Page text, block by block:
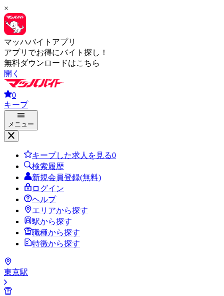
×
マッハバイトアプリ
アプリでお得にバイト探し！
無料ダウンロードはこちら
開く
0
キープ
メニュー
キープした求人を見る0
検索履歴
新規会員登録(無料)
ログイン
ヘルプ
エリアから探す
駅から探す
職種から探す
特徴から探す
東京駅